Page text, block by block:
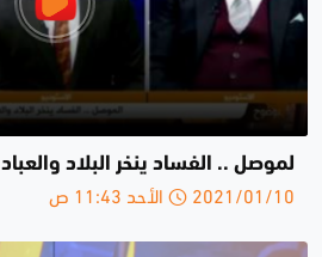
لموصل .. الفساد ينخر البلاد والعباد
2021/01/10 الأحد 11:43 ص